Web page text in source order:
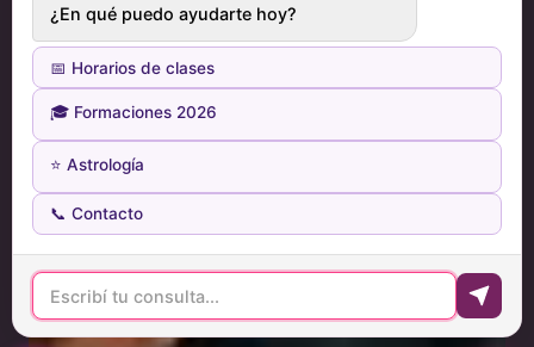
¿En qué puedo ayudarte hoy?
📅 Horarios de clases
🎓 Formaciones 2026
⭐ Astrología
📞 Contacto